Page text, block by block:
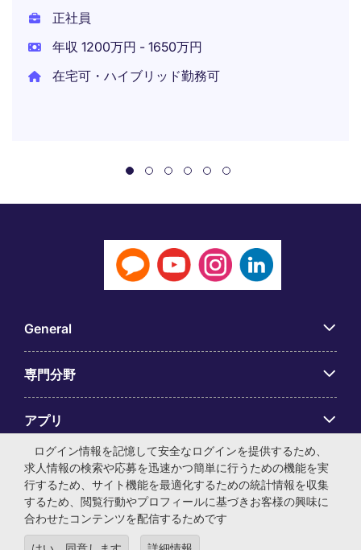
正社員
年収 1200万円 - 1650万円
在宅可・ハイブリッド勤務可
General
専門分野
アプリ
Employer Centre
ログイン情報を記憶して安全なログインを提供するため、
求人情報の検索や応募を迅速かつ簡単に行うための機能を実
行するため、サイト機能を最適化するための統計情報を収集
するため、閲覧行動やプロフィールに基づきお客様の興味に
合わせたコンテンツを配信するためです